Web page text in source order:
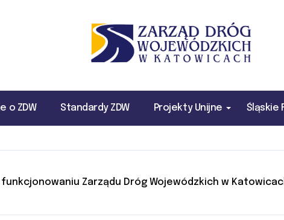
o ZDW Standardy ZDW Projekty Unijne Śląskie
Zarządu Dróg Wojewódzkich w